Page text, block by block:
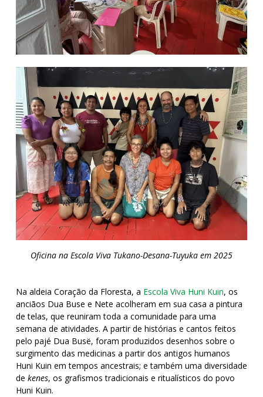
Oficina na Escola Viva Tukano-Desana-Tuyuka em 2025
Na aldeia Coração da Floresta, a Escola Viva Huni Kuin, os
anciãos Dua Buse e Nete acolheram em sua casa a pintura
de telas, que reuniram toda a comunidade para uma
semana de atividades. A partir de histórias e cantos feitos
pelo pajé Dua Busë, foram produzidos desenhos sobre o
surgimento das medicinas a partir dos antigos humanos
Huni Kuin em tempos ancestrais; e também uma diversidade
de kenes, os grafismos tradicionais e ritualísticos do povo
Huni Kuin.